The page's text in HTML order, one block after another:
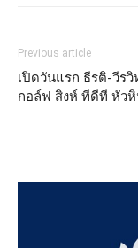
Previous article
เปิดวันแรก ธีรติ-วีร
กอล์ฟ สิงห์ ทีดีที หัว